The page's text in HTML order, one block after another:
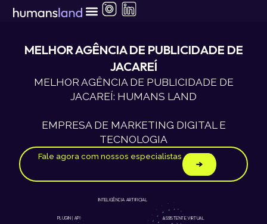
para
conteúdoMELHOR AGÊNCIA DE PUBLICIDADE DE
JACAREÍ
MELHOR AGÊNCIA DE PUBLICIDADE DE
JACAREÍ: HUMANS LAND
EMPRESA DE MARKETING DIGITAL E
TECNOLOGIA
Fale agora com nossos especialistas
INTELIGÊNCIA ARTIFICIAL
PLUGIN | API ASSISTENTE VIRTUAL